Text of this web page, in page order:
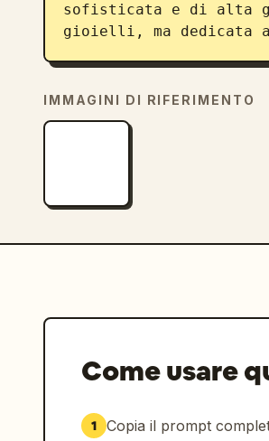
sofisticata e di alta
gioielli, ma dedicata
IMMAGINI DI RIFERIMENTO
Come usare
1 Copia il prompt